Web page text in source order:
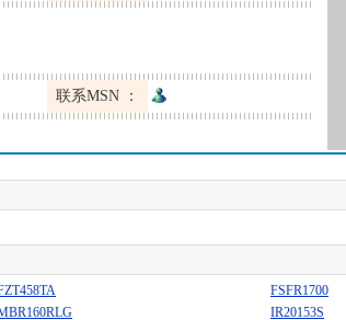
联系MSN ：
FSFR1700
IR20153S